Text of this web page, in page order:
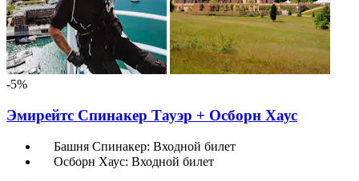
-5%
Эмирейтс Спинакер Тауэр + Осборн Хаус
Башня Спинакер: Входной билет
Осборн Хаус: Входной билет